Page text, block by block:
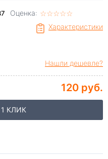
Оценка: ☆☆☆☆☆
★★★★★
Характеристики
Нашли дешевле?
120 руб.
КЛИК